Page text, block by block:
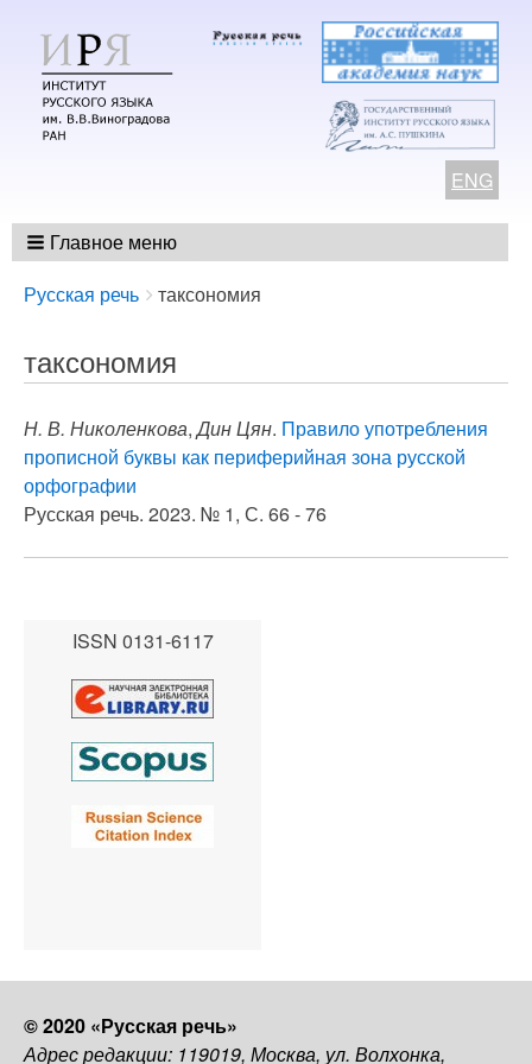
ENG
Главное меню
Breadcrumbs
You
here:
Русская речь таксономия
таксономия
Н. В. Николенкова,Дин Цян. Правило употребления
прописной буквы как периферийная зона русской
орфографии
Русская речь. 2023. № 1, С. 66 - 76
ISSN 0131-6117
© 2020 «Русская речь»
Адрес редакции: 119019, Москва, ул. Волхонка,